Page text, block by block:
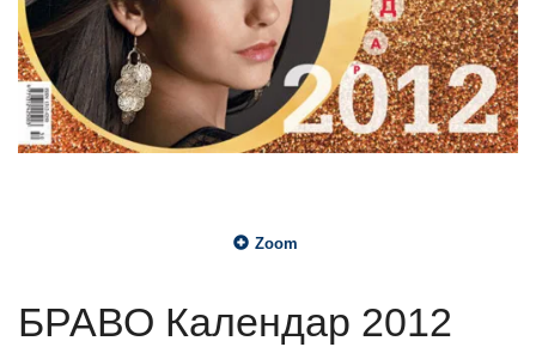
Zoom
БРАВО Календар 2012